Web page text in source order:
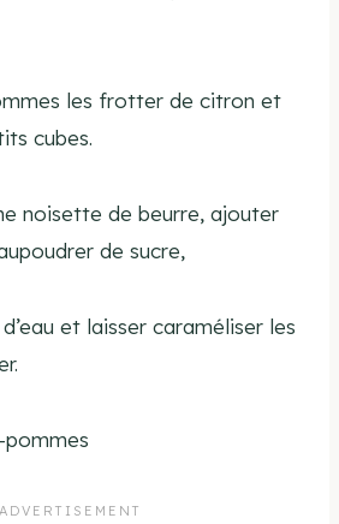
les frotter de citron et
cubes.
noisette de beurre, ajouter
de sucre,
et laisser caraméliser les